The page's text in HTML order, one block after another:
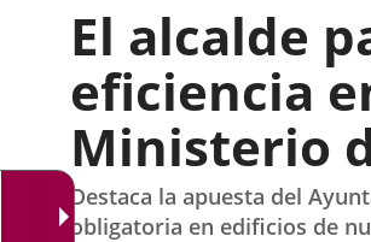
El alcalde
eficiencia
Ministerio
Destaca la apuesta del
obligatoria en edificios de